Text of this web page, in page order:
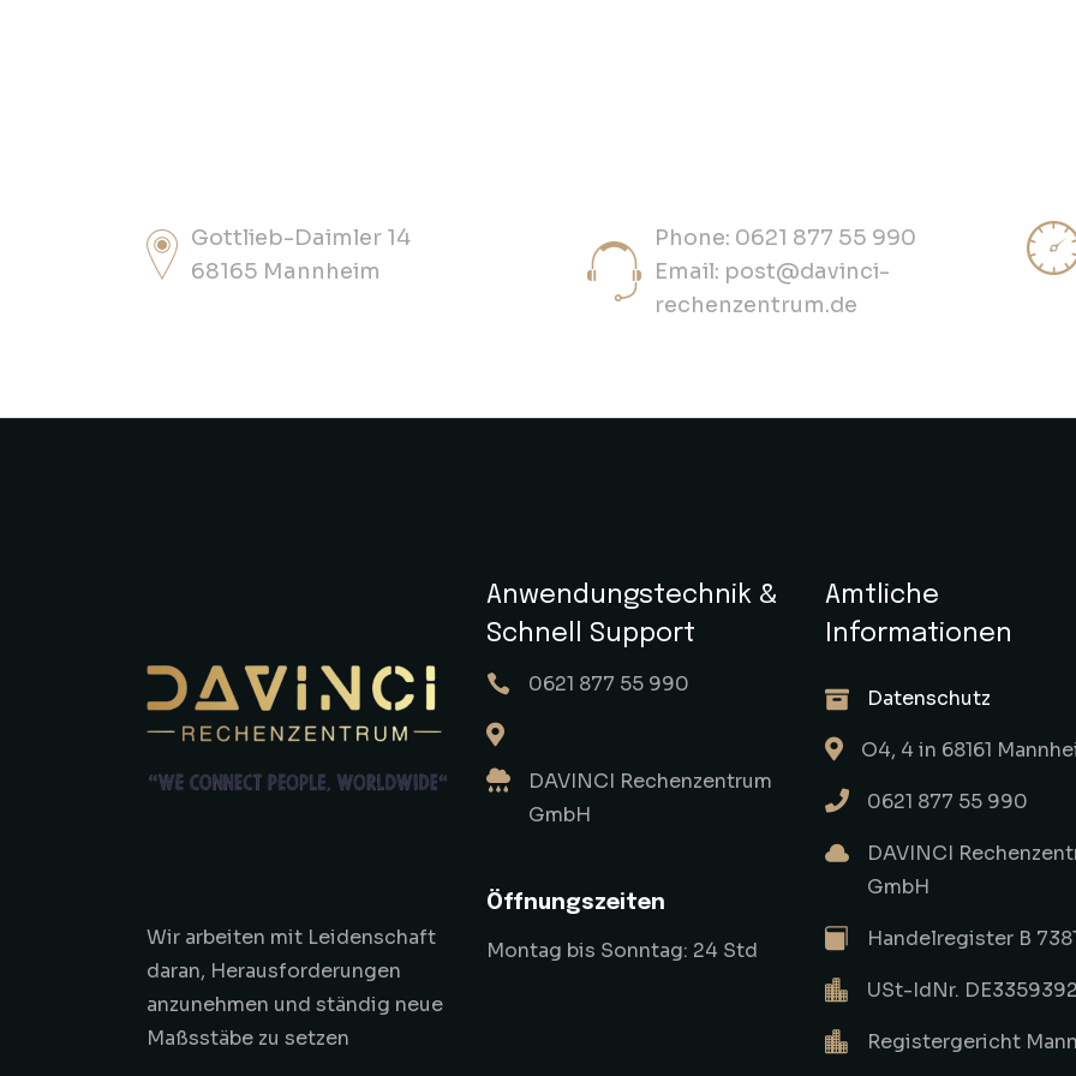
Gottlieb-Daimler 14
68165 Mannheim
Phone: 0621 877 55 990
Email: post@davinci-
rechenzentrum.de
Wir arbeiten mit Leidenschaft
daran, Herausforderungen
anzunehmen und ständig neue
Maßsstäbe zu setzen
Anwendungstechnik &
Schnell Support
0621 877 55 990
DAVINCI Rechenzentrum
GmbH
Öffnungszeiten
Montag bis Sonntag: 24 Std
Amtliche
Informationen
Datenschutz
O4, 4 in 68161
0621 877 55 990
DAVINCI
GmbH
Handelregister B
USt-IdNr.
Registergericht